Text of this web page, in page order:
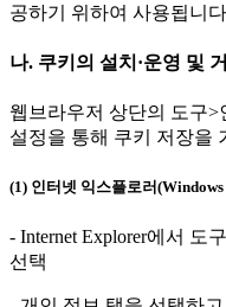
공하기 위하여 사용됩니
나. 쿠키의 설치·운영 및
웹브라우저 상단의 도구
설정을 통해 쿠키 저장을
(1) 인터넷 익스플로러
- Internet Explorer에서 도
선택